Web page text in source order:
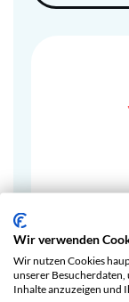
Wir verwenden
Wir nutzen Cookies
unserer Besucherdaten,
Inhalte anzuzeigen und